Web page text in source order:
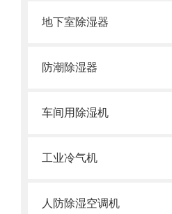
地下室除湿器
防潮除湿器
车间用除湿机
工业冷气机
人防除湿空调机